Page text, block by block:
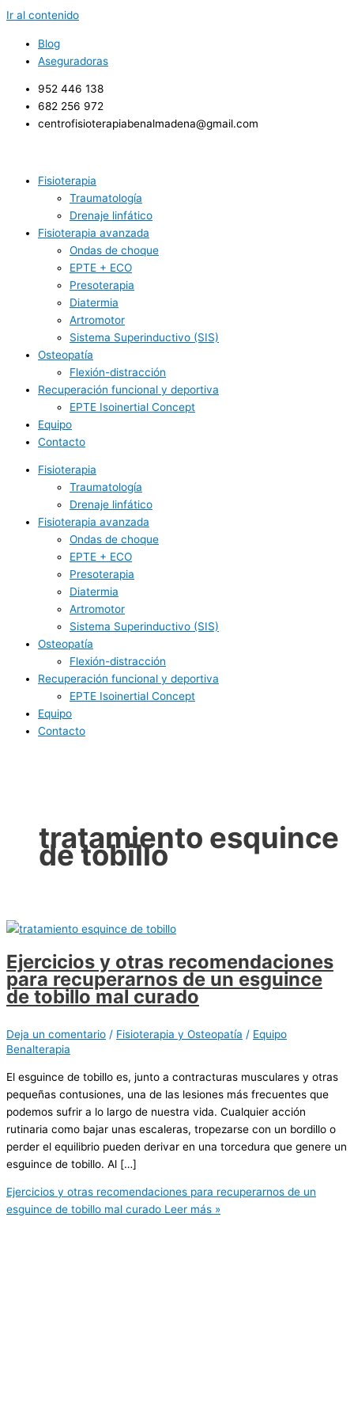
Ir al contenido
Blog
Aseguradoras
952 446 138
682 256 972 ​
centrofisioterapiabenalmadena@gmail.com
Fisioterapia
Traumatología
Drenaje linfático
Fisioterapia avanzada
Ondas de choque
EPTE + ECO
Presoterapia
Diatermia
Artromotor
Sistema Superinductivo (SIS)
Osteopatía
Flexión-distracción
Recuperación funcional y deportiva
EPTE Isoinertial Concept
Equipo
Contacto
Fisioterapia
Traumatología
Drenaje linfático
Fisioterapia avanzada
Ondas de choque
EPTE + ECO
Presoterapia
Diatermia
Artromotor
Sistema Superinductivo (SIS)
Osteopatía
Flexión-distracción
Recuperación funcional y deportiva
EPTE Isoinertial Concept
Equipo
Contacto
tratamiento esquince
de tobillo
Ejercicios y otras recomendaciones
para recuperarnos de un esguince
de tobillo mal curado
Deja un comentario / Fisioterapia y Osteopatía / Equipo
Benalterapia
El esguince de tobillo es, junto a contracturas musculares y otras
pequeñas contusiones, una de las lesiones más frecuentes que
podemos sufrir a lo largo de nuestra vida. Cualquier acción
rutinaria como bajar unas escaleras, tropezarse con un bordillo o
perder el equilibrio pueden derivar en una torcedura que genere un
esguince de tobillo. Al […]
Ejercicios y otras recomendaciones para recuperarnos de un
esguince de tobillo mal curado Leer más »